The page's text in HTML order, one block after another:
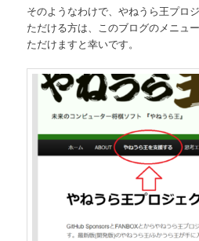
そのようなわけで、やねうら王プロ
ただける方は、このブログのメニュ
ただけますと幸いです。